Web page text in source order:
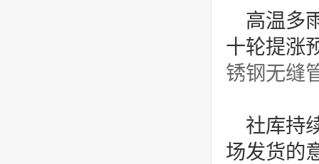
高温多
十轮提涨
锈钢无缝
社库持
场发货的